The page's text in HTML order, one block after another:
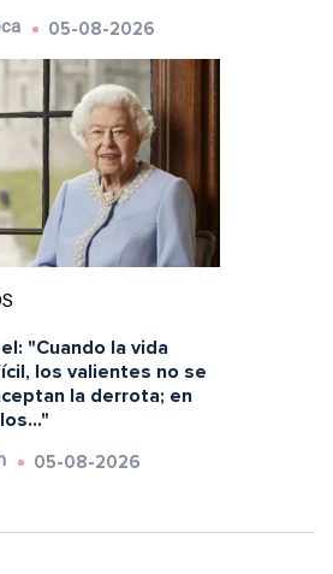
05-08-2026
"Cuando la vida
los valientes no se
la derrota; en
05-08-2026